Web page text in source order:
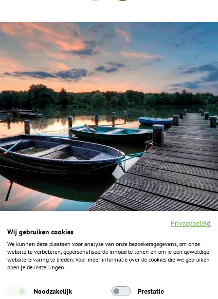
F
a
c
o
I
n
s
g
Y
o
u
b
P
i
n
ALGEMENE INFORMATIE
Privacybeleid
Wij gebruiken cookies
We kunnen deze plaatsen voor analyse van onze bezoekersgegevens, om onze
website te verbeteren, gepersonaliseerde inhoud te tonen en om je een geweldige
website-ervaring te bieden. Voor meer informatie over de cookies die we gebruiken
open je de instellingen.
Noodzakelijk Prestatie